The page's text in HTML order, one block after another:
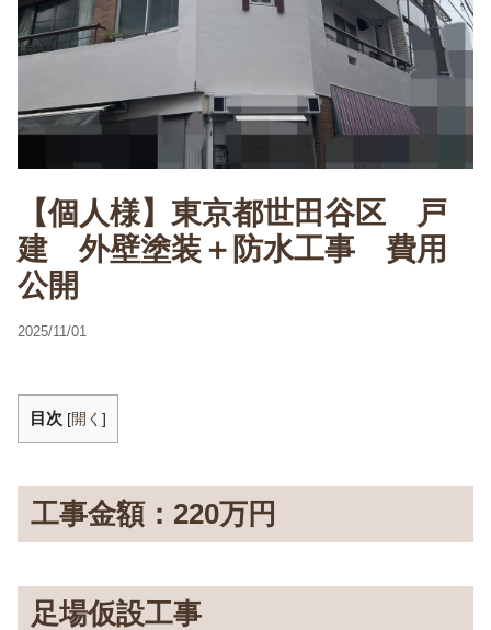
【個人様】東京都世田谷区 戸
建 外壁塗装＋防水工事 費用
公開
2025/11/01
目次 [開く ]
工事金額：220万円
足場仮設工事